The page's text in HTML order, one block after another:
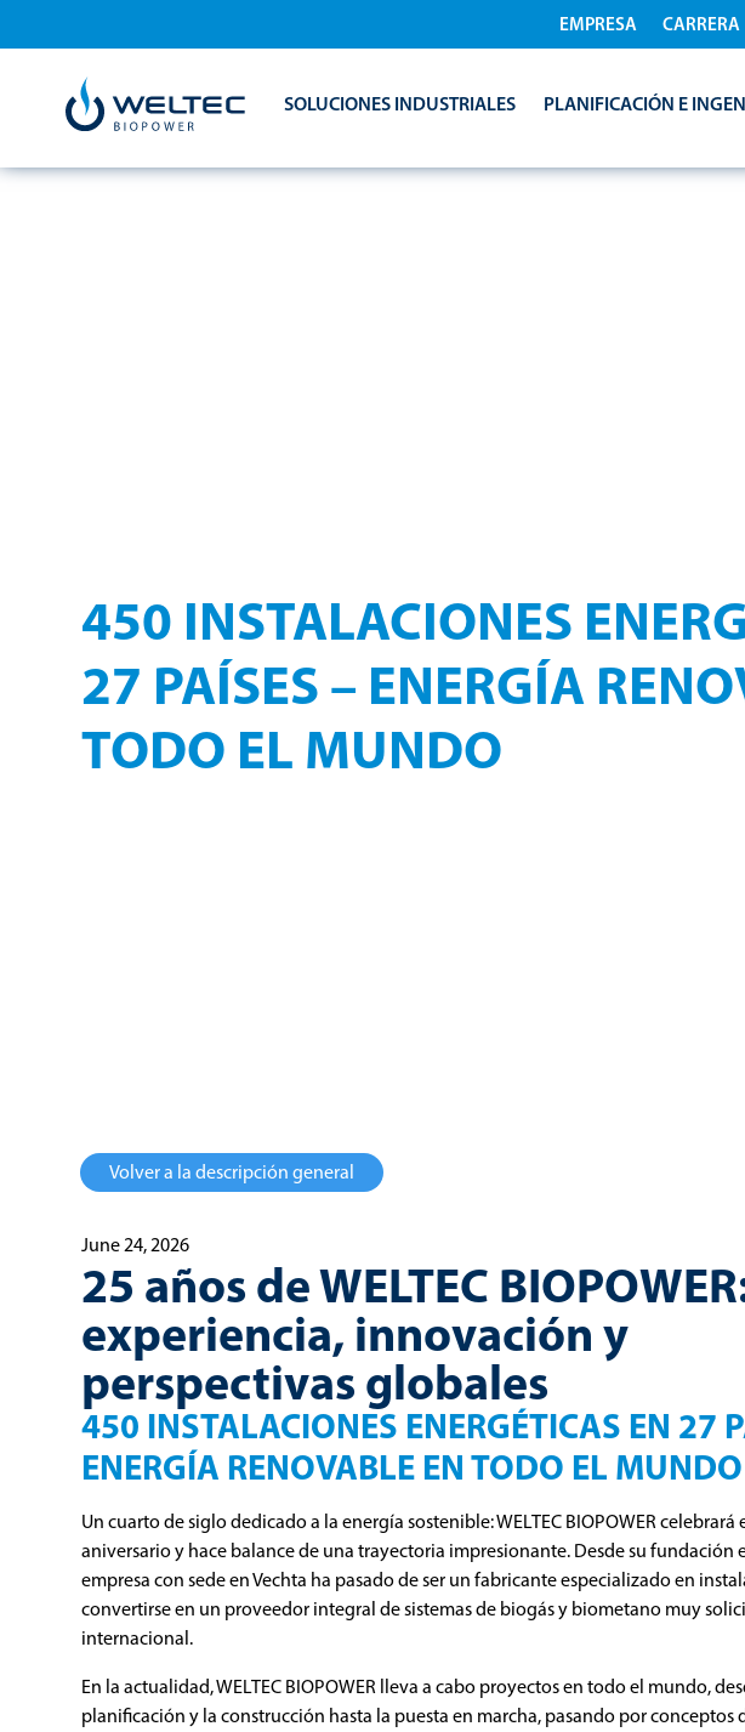
EMPRESA CARRERA
SOLUCIONES INDUSTRIALES PLANIFICACIÓN E
450 INSTALACIONES
27 PAÍSES – ENERGÍA
TODO EL MUNDO
Volver a la descripción general
June 24, 2026
25 años de WELTEC
experiencia, innovación y
perspectivas globales
450 INSTALACIONES ENERGÉTICAS EN 27
ENERGÍA RENOVABLE EN TODO EL MUNDO
Un cuarto de siglo dedicado a la energía sostenible: WELTEC BIOPOWER celebrará
aniversario y hace balance de una trayectoria impresionante. Desde su fundación
empresa con sede en Vechta ha pasado de ser un fabricante especializado en
convertirse en un proveedor integral de sistemas de biogás y biometano muy
internacional.
En la actualidad, WELTEC BIOPOWER lleva a cabo proyectos en todo el mundo,
planificación y la construcción hasta la puesta en marcha, pasando por conceptos